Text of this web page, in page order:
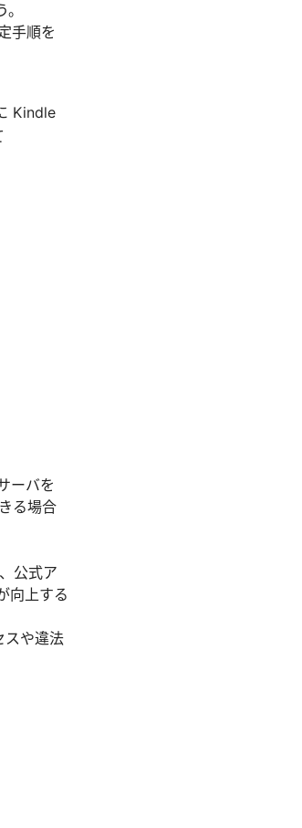
手順を
Kindle
ーバを
る場合
公式ア
向上する
スや違法